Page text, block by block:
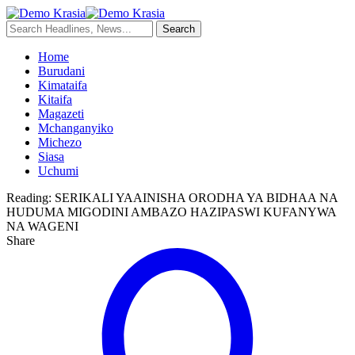
Home
Burudani
Kimataifa
Kitaifa
Magazeti
Mchanganyiko
Michezo
Siasa
Uchumi
Reading: SERIKALI YAAINISHA ORODHA YA BIDHAA NA
HUDUMA MIGODINI AMBAZO HAZIPASWI KUFANYWA
NA WAGENI
Share